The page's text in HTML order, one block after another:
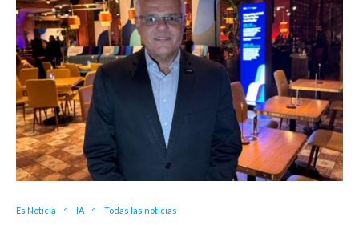
Es Noticia IA Todas las noticias